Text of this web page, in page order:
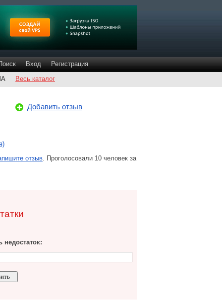
Вход
Регистрация
Весь каталог
Добавить отзыв
отзыв. Проголосовали 10 человек за
недостаток: